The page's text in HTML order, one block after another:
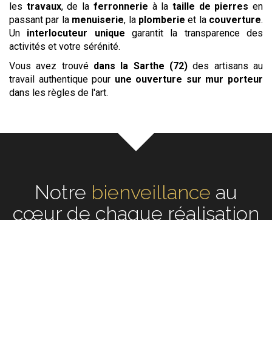
les travaux, de la ferronnerie à la taille de pierres en
passant par la menuiserie, la plomberie et la couverture.
Un interlocuteur unique garantit la transparence des
activités et votre sérénité.
Vous avez trouvé dans la Sarthe (72) des artisans au
travail authentique pour une ouverture sur mur porteur
dans les règles de l'art.
Notreécouteau cœur de
chaque réalisation